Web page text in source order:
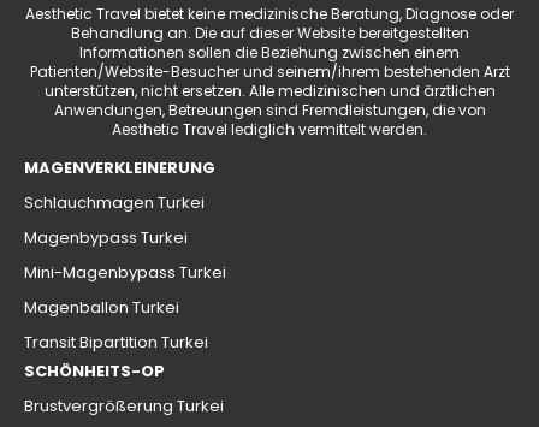
Aesthetic Travel bietet keine medizinische Beratung, Diagnose oder
Behandlung an. Die auf dieser Website bereitgestellten
Informationen sollen die Beziehung zwischen einem
Patienten/Website-Besucher und seinem/ihrem bestehenden Arzt
unterstützen, nicht ersetzen. Alle medizinischen und ärztlichen
Anwendungen, Betreuungen sind Fremdleistungen, die von
Aesthetic Travel lediglich vermittelt werden.
MAGENVERKLEINERUNG
Schlauchmagen Turkei
Magenbypass Turkei
Mini-Magenbypass Turkei
Magenballon Turkei
Transit Bipartition Turkei
SCHÖNHEITS-OP
Brustvergrößerung Turkei